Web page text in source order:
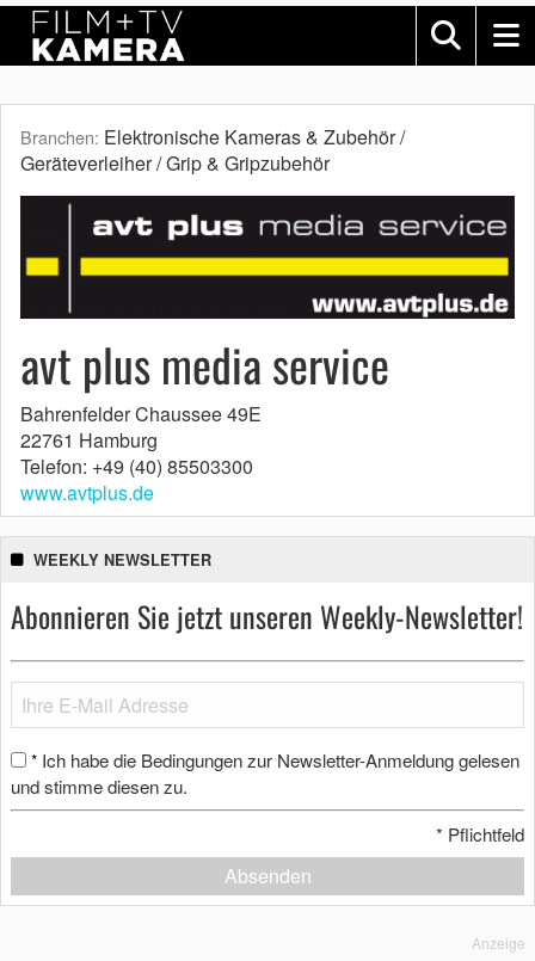
Branchen: Elektronische Kameras & Zubehör /
Geräteverleiher / Grip & Gripzubehör
avt plus media service
Bahrenfelder Chaussee 49E
22761 Hamburg
Telefon: +49 (40) 85503300
www.avtplus.de
WEEKLY NEWSLETTER
Abonnieren Sie jetzt unseren Weekly-Newsletter!
* Ich habe die Bedingungen zur Newsletter-Anmeldung gelesen
und stimme diesen zu.
* Pflichtfeld
Absenden
Anzeige